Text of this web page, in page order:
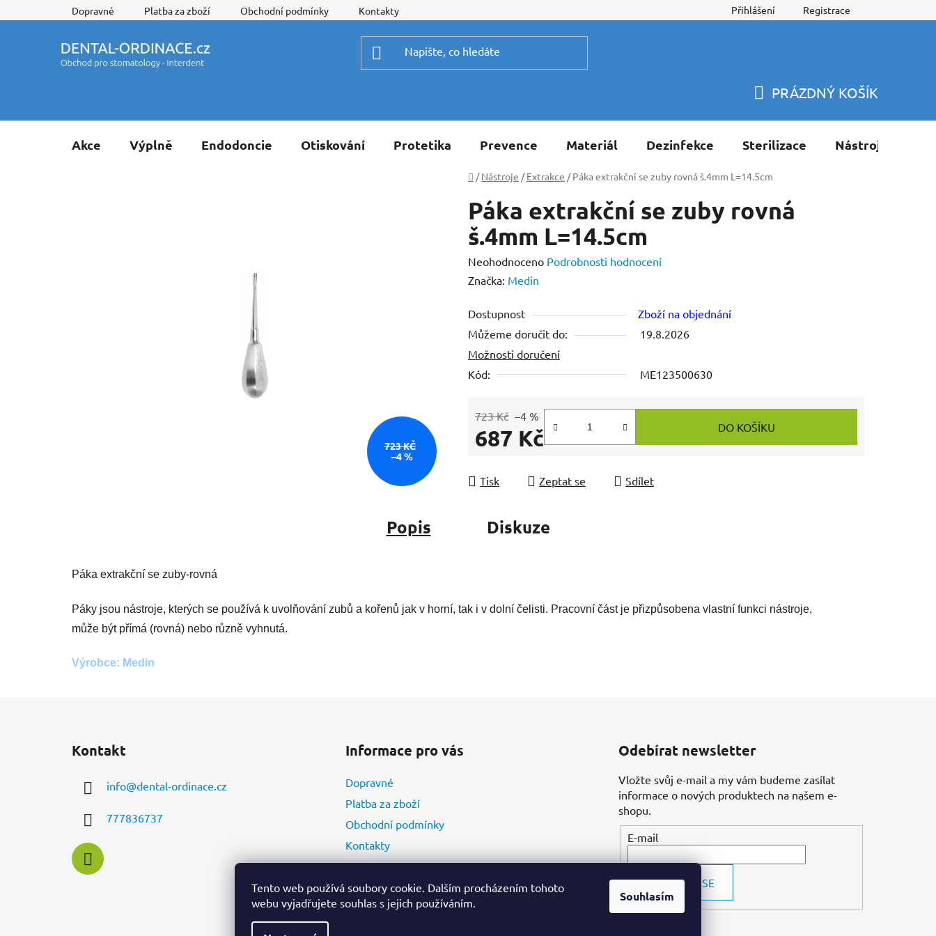
Tento web používá soubory cookie. Dalším procházením tohoto
webu vyjadřujete souhlas s jejich používáním.
Souhlasím
na
Dopravné Platba za zboží Obchodní podmínky Kontakty Přihlášení Registrace
KOŠÍK
PRÁZDNÝ KOŠÍK
Akce Výplně Endodoncie Otiskování Protetika Prevence Materiál Dezinfekce Sterilizace Nástroje
Domů
/ Nástroje / Extrakce / Páka extrakční se zuby rovná š.4mm L=14.5cm
Páka extrakční se zuby rovná
š.4mm L=14.5cm
Průměrné
hodnocení
je
0,0
z
5
Neohodnoceno Podrobnosti hodnocení
Značka: Medin
Dostupnost
Zboží na objednání
Můžeme doručit do:
19.8.2026
Možnosti doručení
Kód:
ME123500630
723 Kč –4 %
687 Kč DO KOŠÍKU
Tisk Zeptat se Sdílet
723 KČ
–4 %
Popis Diskuze
Páka extrakční se zuby-rovná
Páky jsou nástroje, kterých se používá k uvolňování zubů a kořenů jak v horní, tak i v dolní čelisti. Pracovní část je přizpůsobena vlastní funkci nástroje,
může být přímá (rovná) nebo různě vyhnutá.
Výrobce: Medin
Kontakt
info@dental-ordinace.cz
777836737
Informace pro vás
Dopravné
Platba za zboží
Obchodní podmínky
Kontakty
Odebírat newsletter
Vložte svůj e-mail a my vám budeme zasílat
informace o nových produktech na našem e-
shopu.
E-mail
PŘIHLÁSIT SE